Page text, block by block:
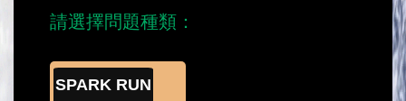
請選擇問題種類：
SPARK RUN